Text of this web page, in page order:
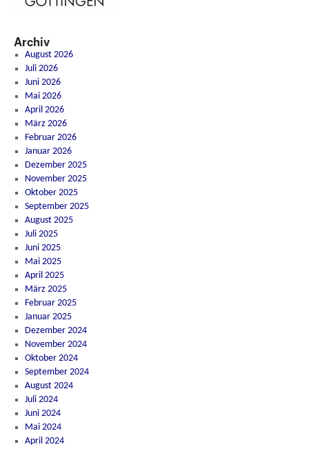
Archiv
August 2026
Juli 2026
Juni 2026
Mai 2026
April 2026
März 2026
Februar 2026
Januar 2026
Dezember 2025
November 2025
Oktober 2025
September 2025
August 2025
Juli 2025
Juni 2025
Mai 2025
April 2025
März 2025
Februar 2025
Januar 2025
Dezember 2024
November 2024
Oktober 2024
September 2024
August 2024
Juli 2024
Juni 2024
Mai 2024
April 2024